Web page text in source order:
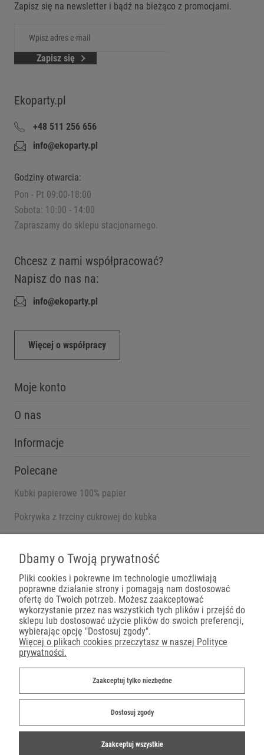
Zapisz się na newsletter i bądź na bieżąco z promocjami.
Zapisz się
Ekoparty.pl
+48 511 256 656
info@ekoparty.pl
Godziny otwarcia:
Pon - Pt 09:00-18:00
Sobota: 10:00 - 14:00
Zapraszamy do sklepu stacjonarnego.
Chcesz z nami współpracować?
Napisz do nas na:
info@ekoparty.pl
Więcej o współpracy
Moje konto
O nas
Informacje
Polecane
Kubki papierowe 100% papier
Pokrywka z trzciny cukrowej do kubka
Płatności
Dostawa
Dbamy o Twoją prywatność
Pliki cookies i pokrewne im technologie umożliwiają
poprawne działanie strony i pomagają nam dostosować
ofertę do Twoich potrzeb. Możesz zaakceptować
wykorzystanie przez nas wszystkich tych plików i przejść do
sklepu lub dostosować użycie plików do swoich preferencji,
wybierając opcję "Dostosuj zgody".
Więcej o plikach cookies przeczytasz w naszej Polityce
prywatności.
Zaakceptuj tylko niezbędne
Dostosuj zgody
Zaakceptuj wszystkie